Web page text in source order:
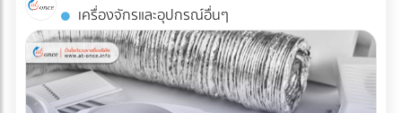
ภัณฑ์สำหรับโรงงานอาหารแช่แข็ง บทสรุป การเปลี่ยนผ่านสู่บรรจุ
ภัณฑ์รักษ์โลกในสายการผลิตอาหารแช่แข็ง ไม่ใช่เรื่องของการ
หลับตาเลือกวัสดุที่มีป้าย Eco แปะอยู่ แต่เป็นการคำนวณเชิง
วิศวกรรมที่ต้องรักษาสมดุลระหว่าง "การรักษาสิ่งแวดล้อม" และ
"การรักษาคุณภาพอาหาร" การฝืนใช้วัสดุที่ทนความเย็นไม่ได้จน
จีน ญี่ปุ่น หรืออาเซียน ธุรกิจสามารถใช้ Certificate of Origin
(C/O) หรือหนังสือรับรองถิ่นกำเนิดสินค้า เพื่อขอลดหย่อนหรือ
ยกเว้นภาษีนำเข้าได้ ความเสี่ยง: กฎเกณฑ์ในการขอ C/O ของ
แต่ละประเทศมีความละเอียดอ่อนมาก หากกรอกข้อมูลใน
Commercial Invoice, Packing List ไม่ตรงกันเพียงจุดเดียว
นำเชื้อโรคชั้นดี นี่คือจุดที่ "ห้องปลอดเชื้อ" หรือ "Cleanroom"
เข้ามามีบทบาทสำคัญในฐานะด่านป้อมปราการที่แข็งแกร่งที่สุด ใน
การปกป้องอุปกรณ์การแพทย์ให้รอดพ้นจากการปนเปื้อนก่อนถึง
มือแพทย์และคนไข้ Cleanroom ในอุตสาหกรรมพลาสติกการ
เครื่องจักรและอุปกรณ์อื่นๆ